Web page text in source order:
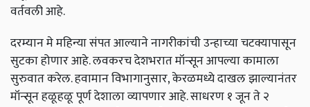
वर्तवली आहे.
दरम्यान मे महिन्या संपत आल्याने नागरीकांची उन्हाच्या चटक्यापासून
सुटका होणार आहे. लवकरच देशभरात मॉन्सून आपल्या कामाला
सुरुवात करेल. हवामान विभागानुसार, केरळमध्ये दाखल झाल्यानंतर
मॉन्सून हळूहळू पूर्ण देशाला व्यापणार आहे. साधरण १ जून ते २